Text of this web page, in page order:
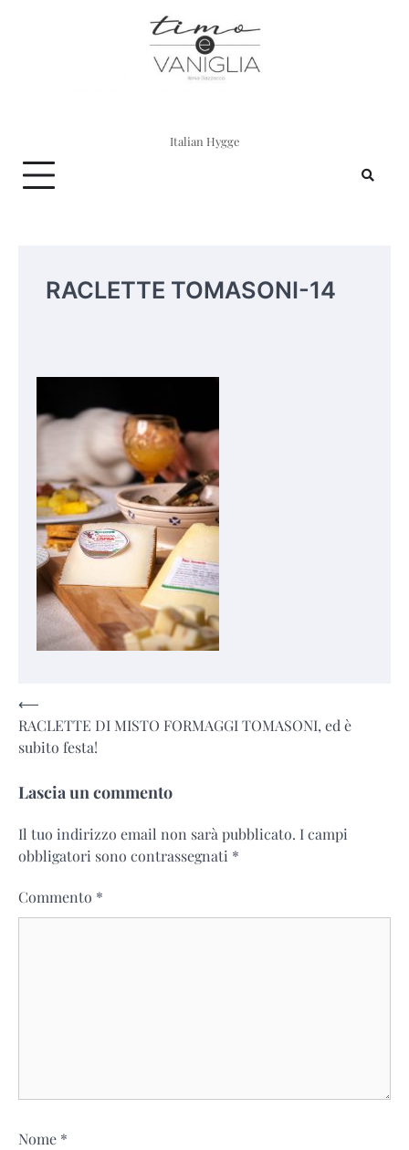
Italian Hygge
RACLETTE TOMASONI-14
Navigazione
articoli
⟵
RACLETTE DI MISTO FORMAGGI TOMASONI, ed è
subito festa!
Lascia un commento
Il tuo indirizzo email non sarà pubblicato. I campi
obbligatori sono contrassegnati *
Commento *
Nome *